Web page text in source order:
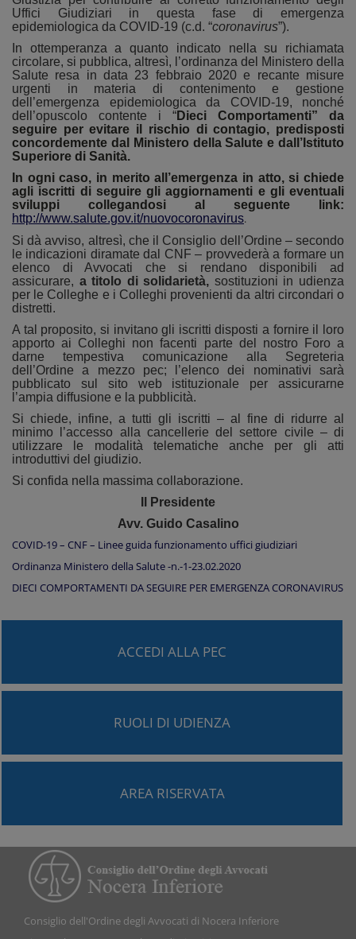
Uffici Giudiziari in questa fase di emergenza
epidemiologica da COVID-19 (c.d. “coronavirus”).
In ottemperanza a quanto indicato nella su richiamata
circolare, si pubblica, altresì, l’ordinanza del Ministero della
Salute resa in data 23 febbraio 2020 e recante misure
urgenti in materia di contenimento e gestione
dell’emergenza epidemiologica da COVID-19, nonché
dell’opuscolo contente i “Dieci Comportamenti” da
seguire per evitare il rischio di contagio, predisposti
concordemente dal Ministero della Salute e dall’Istituto
Superiore di Sanità.
In ogni caso, in merito all’emergenza in atto, si chiede
agli iscritti di seguire gli aggiornamenti e gli eventuali
sviluppi collegandosi al seguente link:
http://www.salute.gov.it/nuovocoronavirus.
Si dà avviso, altresì, che il Consiglio dell’Ordine – secondo
le indicazioni diramate dal CNF – provvederà a formare un
elenco di Avvocati che si rendano disponibili ad
assicurare, a titolo di solidarietà, sostituzioni in udienza
per le Colleghe e i Colleghi provenienti da altri circondari o
distretti.
A tal proposito, si invitano gli iscritti disposti a fornire il loro
apporto ai Colleghi non facenti parte del nostro Foro a
darne tempestiva comunicazione alla Segreteria
dell’Ordine a mezzo pec; l’elenco dei nominativi sarà
pubblicato sul sito web istituzionale per assicurarne
l’ampia diffusione e la pubblicità.
Si chiede, infine, a tutti gli iscritti – al fine di ridurre al
minimo l’accesso alla cancellerie del settore civile – di
utilizzare le modalità telematiche anche per gli atti
introduttivi del giudizio.
Si confida nella massima collaborazione.
Il Presidente
Avv. Guido Casalino
COVID-19 – CNF – Linee guida funzionamento uffici giudiziari
Ordinanza Ministero della Salute -n.-1-23.02.2020
DIECI COMPORTAMENTI DA SEGUIRE PER EMERGENZA CORONAVIRUS
ACCEDI ALLA PEC
RUOLI DI UDIENZA
AREA RISERVATA
Consiglio dell'Ordine degli Avvocati di Nocera Inferiore